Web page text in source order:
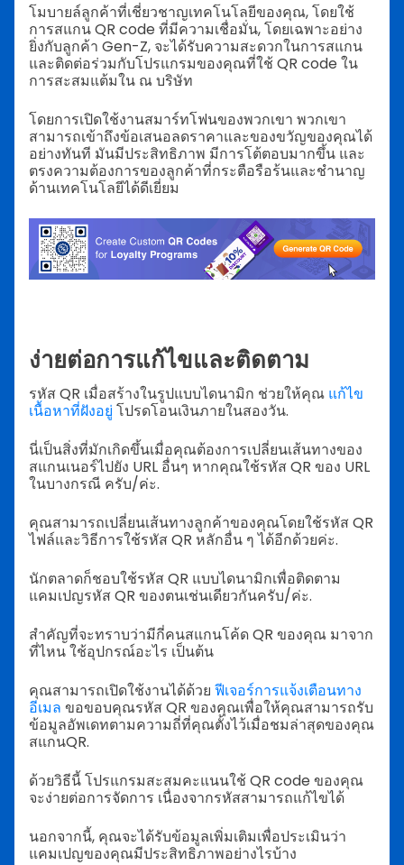
โมบายล์ลูกค้าที่เชี่ยวชาญเทคโนโลยีของคุณ, โดยใช้
การสแกน QR code ที่มีความเชื่อมั่น, โดยเฉพาะอย่าง
ยิ่งกับลูกค้า Gen-Z, จะได้รับความสะดวกในการสแกน
และติดต่อร่วมกับโปรแกรมของคุณที่ใช้ QR code ใน
การสะสมแต้มใน ณ บริษัท
โดยการเปิดใช้งานสมาร์ทโฟนของพวกเขา พวกเขา
สามารถเข้าถึงข้อเสนอลดราคาและของขวัญของคุณได้
อย่างทันที มันมีประสิทธิภาพ มีการโต้ตอบมากขึ้น และ
ตรงความต้องการของลูกค้าที่กระตือรือร้นและชำนาญ
ด้านเทคโนโลยีได้ดีเยี่ยม
ง่ายต่อการแก้ไขและติดตาม
รหัส QR เมื่อสร้างในรูปแบบไดนามิก ช่วยให้คุณ แก้ไข
เนื้อหาที่ฝังอยู่ โปรดโอนเงินภายในสองวัน.
นี่เป็นสิ่งที่มักเกิดขึ้นเมื่อคุณต้องการเปลี่ยนเส้นทางของ
สแกนเนอร์ไปยัง URL อื่นๆ หากคุณใช้รหัส QR ของ URL
ในบางกรณี ครับ/ค่ะ.
คุณสามารถเปลี่ยนเส้นทางลูกค้าของคุณโดยใช้รหัส QR
ไฟล์และวิธีการใช้รหัส QR หลักอื่น ๆ ได้อีกด้วยค่ะ.
นักตลาดก็ชอบใช้รหัส QR แบบไดนามิกเพื่อติดตาม
แคมเปญรหัส QR ของตนเช่นเดียวกันครับ/ค่ะ.
สำคัญที่จะทราบว่ามีกี่คนสแกนโค้ด QR ของคุณ มาจาก
ที่ไหน ใช้อุปกรณ์อะไร เป็นต้น
คุณสามารถเปิดใช้งานได้ด้วย ฟีเจอร์การแจ้งเตือนทาง
อีเมล ขอขอบคุณรหัส QR ของคุณเพื่อให้คุณสามารถรับ
ข้อมูลอัพเดทตามความถี่ที่คุณตั้งไว้เมื่อชมล่าสุดของคุณ
สแกนQR.
ด้วยวิธีนี้ โปรแกรมสะสมคะแนนใช้ QR code ของคุณ
จะง่ายต่อการจัดการ เนื่องจากรหัสสามารถแก้ไขได้
นอกจากนี้, คุณจะได้รับข้อมูลเพิ่มเติมเพื่อประเมินว่า
แคมเปญของคุณมีประสิทธิภาพอย่างไรบ้าง